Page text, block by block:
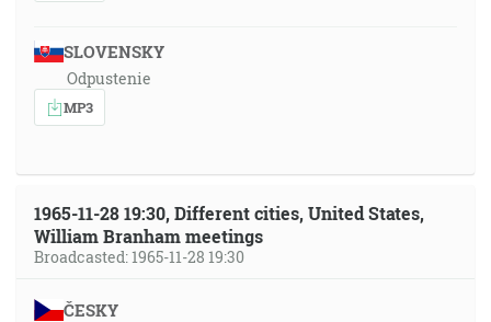
SLOVENSKY
Odpustenie
MP3
1965-11-28 19:30, Different cities, United States,
William Branham meetings
Broadcasted: 1965-11-28 19:30
ČESKY